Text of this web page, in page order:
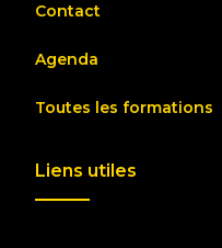
Contact
Agenda
Toutes les formations
Liens utiles